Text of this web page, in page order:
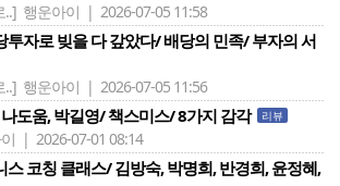
..] 행운아이 | 2026-07-05 11:58
투자로 빚을 다 갚았다/ 배당의 민족/ 부자의 서
..] 행운아이 | 2026-07-05 11:56
도움, 박길영/ 책스미스/ 8가지 감각 리뷰
| 2026-07-01 08:14
스 코칭 클래스/ 김방숙, 박명희, 반경희, 윤정혜,